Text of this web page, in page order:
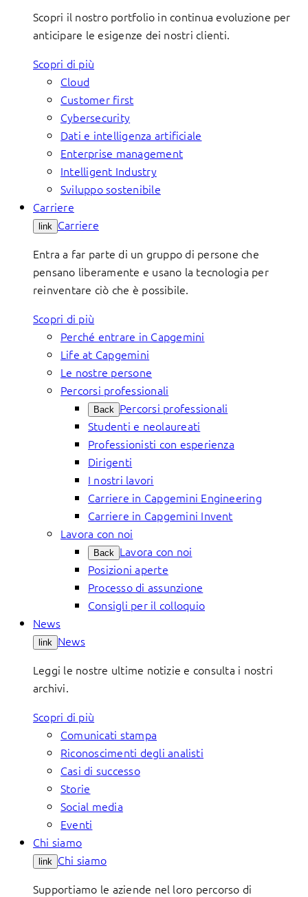
Scopri il nostro portfolio in continua evoluzione per
anticipare le esigenze dei nostri clienti.
Scopri di più
Cloud
Customer first
Cybersecurity
Dati e intelligenza artificiale
Enterprise management
Intelligent Industry
Sviluppo sostenibile
Carriere
link Carriere
Entra a far parte di un gruppo di persone che
pensano liberamente e usano la tecnologia per
reinventare ciò che è possibile.
Scopri di più
Perché entrare in Capgemini
Life at Capgemini
Le nostre persone
Percorsi professionali
Back Percorsi professionali
Studenti e neolaureati
Professionisti con esperienza
Dirigenti
I nostri lavori
Carriere in Capgemini Engineering
Carriere in Capgemini Invent
Lavora con noi
Back Lavora con noi
Posizioni aperte
Processo di assunzione
Consigli per il colloquio
News
link News
Leggi le nostre ultime notizie e consulta i nostri
archivi.
Scopri di più
Comunicati stampa
Riconoscimenti degli analisti
Casi di successo
Storie
Social media
Eventi
Chi siamo
link Chi siamo
Supportiamo le aziende nel loro percorso di